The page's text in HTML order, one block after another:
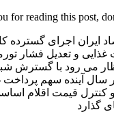
for reading this post,
ایران اجرای گسترده
غذایی و تعدیل فشار
می رود با گسترش
سال آینده سهم
کنترل قیمت اقلام
گذارد